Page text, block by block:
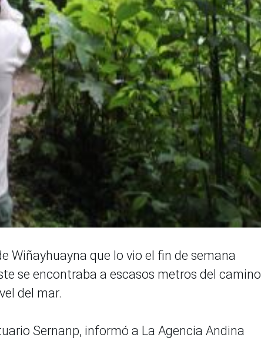
Wiñayhuayna que lo vio el fin de semana
se encontraba a escasos metros del camino
del mar.
Sernanp, informó a La Agencia Andina